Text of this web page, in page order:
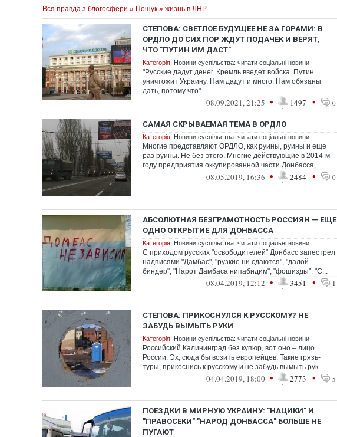
Вся правда з блогосфери » Пошук » жизнь в ЛНР
СТЕПОВА: СВЕТЛОЕ БУДУЩЕЕ НЕ ЗА ГОРАМИ: В
ОРДЛО ДО СИХ ПОР ЖДУТ ПОДАЧЕК И ВЕРЯТ,
ЧТО "ПУТИН ИМ ДАСТ"
Категорія: Новини суспільства: читати соціальні новини
"Русские дадут денег. Кремль введет войска. Путин
уничтожит Украину. Нам дадут и много. Нам обязаны
дать, потому что"…
08.09.2021, 21:25 • 1497 • 0
САМАЯ СКРЫВАЕМАЯ ТЕМА В ОРДЛО
Категорія: Новини суспільства: читати соціальні новини
Многие представляют ОРДЛО, как руины, руины и еще
раз руины. Не без этого. Многие действующие в 2014-м
году предприятия оккупированной части Донбасса,...
08.05.2019, 16:36 • 2484 • 0
АБСОЛЮТНАЯ БЕЗГРАМОТНОСТЬ РОССИЯН — ЕЩЕ
ОДНО ОТКРЫТИЕ ДЛЯ ДОНБАССА
Категорія: Новини суспільства: читати соціальні новини
С приходом русских "освободителей" Донбасс запестрел
надписями "Дамбас", "рузкие ни сдаются", "далой
биндер", "Нарот Дамбаса нипабидим", "фошизды", "С...
08.04.2019, 12:12 • 3451 • 1
СТЕПОВА: ПРИКОСНУЛСЯ К РУССКОМУ? НЕ
ЗАБУДЬ ВЫМЫТЬ РУКИ
Категорія: Новини суспільства: читати соціальні новини
Российский Калининград без купюр, вот оно – лицо
России. Эх, сюда бы возить европейцев. Такие грязь-
туры, прикоснись к русскому и не забудь вымыть рук...
04.04.2019, 18:00 • 2773 • 5
ПОЕЗДКИ В МИРНУЮ УКРАИНУ: "НАЦИКИ" И
"ПРАВОСЕКИ" "НАРОД ДОНБАССА" БОЛЬШЕ НЕ
ПУГАЮТ